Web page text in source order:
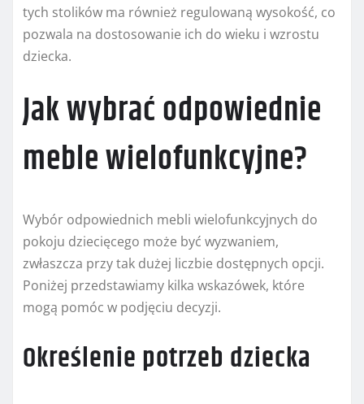
tych stolików ma również regulowaną wysokość, co
pozwala na dostosowanie ich do wieku i wzrostu
dziecka.
Jak wybrać odpowiednie
meble wielofunkcyjne?
Wybór odpowiednich mebli wielofunkcyjnych do
pokoju dziecięcego może być wyzwaniem,
zwłaszcza przy tak dużej liczbie dostępnych opcji.
Poniżej przedstawiamy kilka wskazówek, które
mogą pomóc w podjęciu decyzji.
Określenie potrzeb dziecka